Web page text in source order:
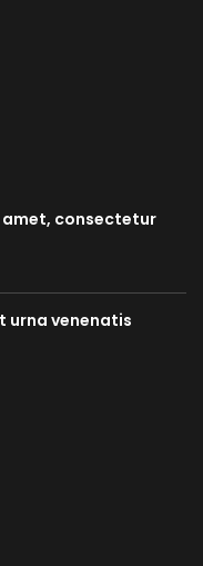
amet, consectetur
urna venenatis